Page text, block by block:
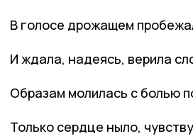
В голосе дрожащем
И ждала, надеясь, верила
Образам молилась с болью
Только сердце ныло,